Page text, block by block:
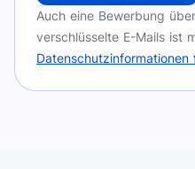
Auch eine Bewerbung
verschlüsselte E-Mails ist